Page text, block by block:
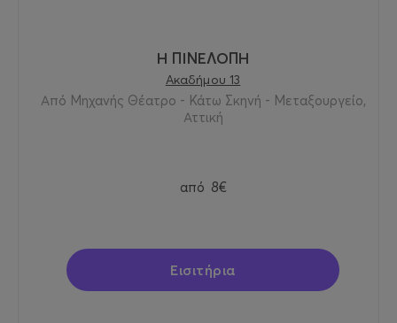
Η ΠΙΝΕΛΟΠΗ
Ακαδήμου 13
Από Μηχανής Θέατρο - Κάτω Σκηνή - Μεταξουργείο,
Αττική
από 8€
Εισιτήρια